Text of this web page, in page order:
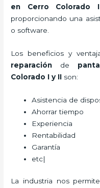
en Cerro Colorado
proporcionando una
o software.
Los beneficios y
reparación de
Colorado I y II son:
Asistencia de
Ahorrar tiempo
Experiencia
Rentabilidad
Garantía
etc|
La industria nos